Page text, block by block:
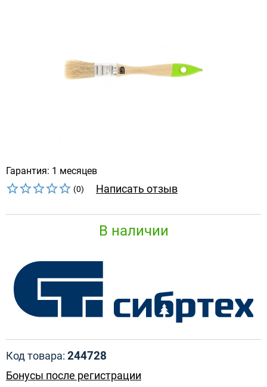
Гарантия: 1 месяцев
(0) Написать отзыв
В наличии
Код товара: 244728
Бонусы после регистрации